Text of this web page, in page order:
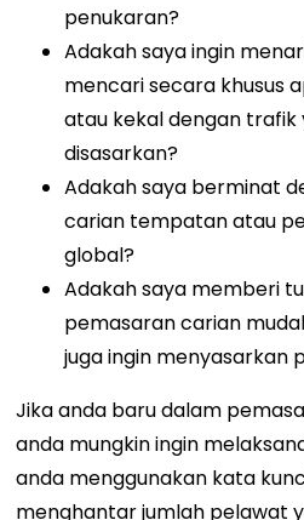
penukaran?
Adakah saya ingin
mencari secara khusus
atau kekal dengan trafik
disasarkan?
Adakah saya berminat
carian tempatan atau
global?
Adakah saya memberi
pemasaran carian
juga ingin menyasarkan
Jika anda baru dalam
anda mungkin ingin
anda menggunakan kata
menghantar jumlah pelawat